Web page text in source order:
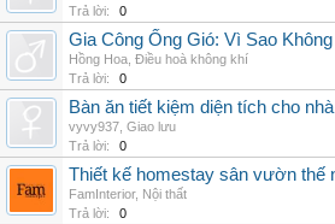
Trả lời:
0
Gia Công Ống Gió: Vì Sao
Hồng Hoa Điều hoà không khí
Trả lời:
0
Bàn ăn tiết kiệm diện tích cho
vyvy937 Giao lưu
Trả lời:
0
Thiết kế homestay sân vườn thế
FamInterior, Nội thất
Trả lời:
0